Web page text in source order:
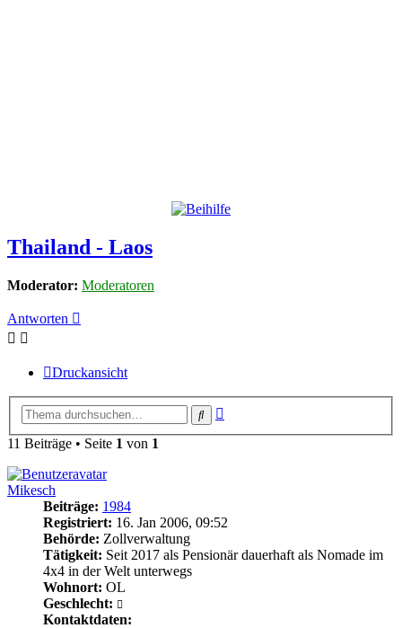
Thailand - Laos
Moderator: Moderatoren
Antworten
Druckansicht
Suche
11 Beiträge • Seite 1 von 1
Mikesch
Beiträge: 1984
Registriert: 16. Jan 2006, 09:52
Behörde: Zollverwaltung
Tätigkeit: Seit 2017 als Pensionär dauerhaft als Nomade im
4x4 in der Welt unterwegs
Wohnort: OL
Geschlecht:
Kontaktdaten: